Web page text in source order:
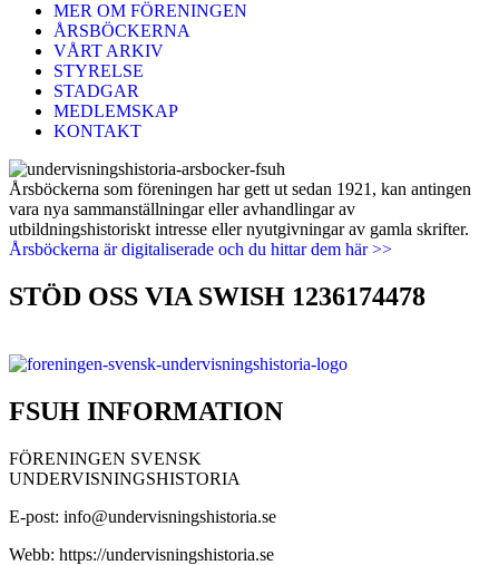
MER OM FÖRENINGEN
ÅRSBÖCKERNA
VÅRT ARKIV
STYRELSE
STADGAR
MEDLEMSKAP
KONTAKT
Årsböckerna som föreningen har gett ut sedan 1921, kan antingen
vara nya sammanställningar eller avhandlingar av
utbildningshistoriskt intresse eller nyutgivningar av gamla skrifter.
Årsböckerna är digitaliserade och du hittar dem här >>
STÖD OSS VIA SWISH 1236174478
FSUH INFORMATION
FÖRENINGEN SVENSK
UNDERVISNINGSHISTORIA
E-post: info@undervisningshistoria.se
Webb: https://undervisningshistoria.se